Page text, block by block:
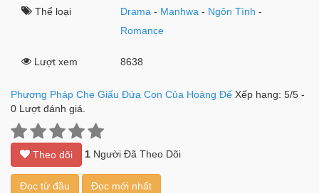
Thể loại Drama - Manhwa - Ngôn Tình -
Romance
Lượt xem 8638
Phương Pháp Che Giấu Đứa Con Của Hoàng Đế Xếp hạng: 5/5 -
0 Lượt đánh giá.
Theo dõi 1 Người Đã Theo Dõi
Đọc từ đầu Đọc mới nhất